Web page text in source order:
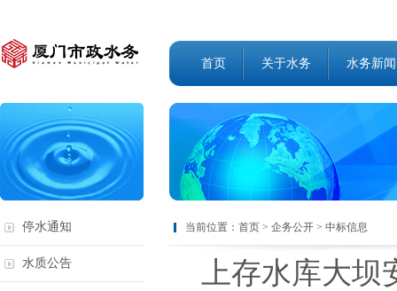
首页 关于水务 水务新闻
停水通知
水质公告
当前位置： 首页 > 企务公开 > 中标信息
上存水库大